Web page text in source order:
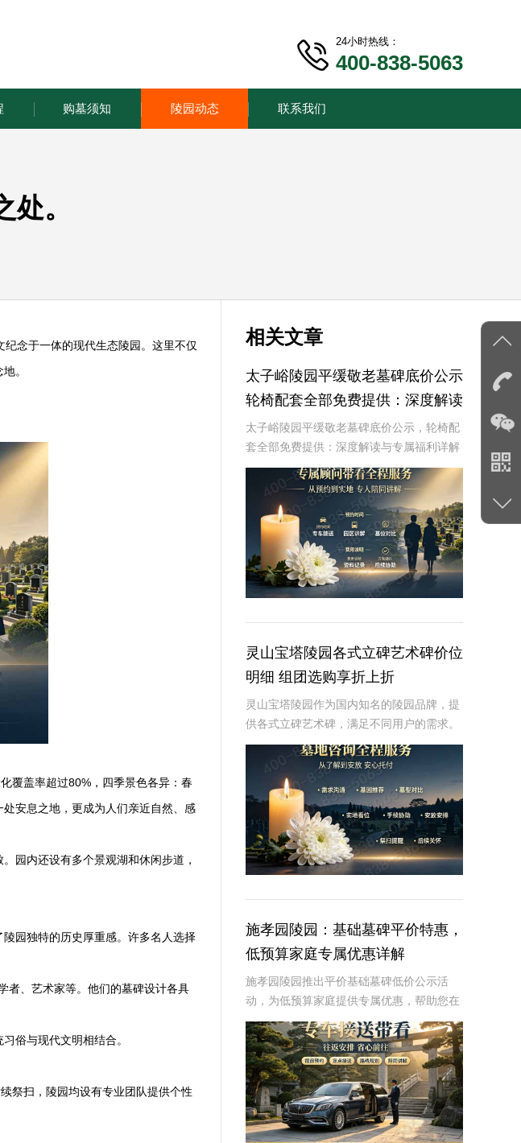
24小时热线：
400-838-5063
购墓须知 陵园动态 联系我们
。
念于一体的现代生态陵园。这里不仅
。
覆盖率超过80%，四季景色各异：春
安息之地，更成为人们亲近自然、感
园内还设有多个景观湖和休闲步道，
园独特的历史厚重感。许多名人选择
者、艺术家等。他们的墓碑设计各具
俗与现代文明相结合。
祭扫，陵园均设有专业团队提供个性
相关文章
太子峪陵园平缓敬老墓碑底价公示
轮椅配套全部免费提供：深度解读
与专属福利详解
太子峪陵园平缓敬老墓碑底价公示，轮椅配
套全部免费提供：深度解读与专属福利详解
☎ 太子峪陵园电话:400-838-5063随着社会
的发展和人口老龄化的加剧，越来越多的人
开始关注养老和身后事的规划。太子
灵山宝塔陵园各式立碑艺术碑价位
明细 组团选购享折上折
灵山宝塔陵园作为国内知名的陵园品牌，提
供各式立碑艺术碑，满足不同用户的需求。
本文将详细介绍灵山宝塔陵园各式立碑艺术
碑的价位明细，并探讨组团选购享折上折的
优惠政策。通过本文，读者将了解到不同类
型立碑艺术
施孝园陵园：基础墓碑平价特惠，
低预算家庭专属优惠详解
施孝园陵园推出平价基础墓碑低价公示活
动，为低预算家庭提供专属优惠，帮助您在
预算有限的情况下，也能为逝者选择一款经
济实惠且美观的墓碑。☎ 施孝园陵园电
话:400-838-5063平价基础墓碑的特点：